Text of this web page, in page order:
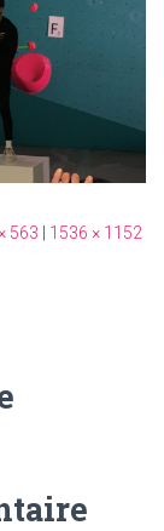
563 | 1536 × 1152